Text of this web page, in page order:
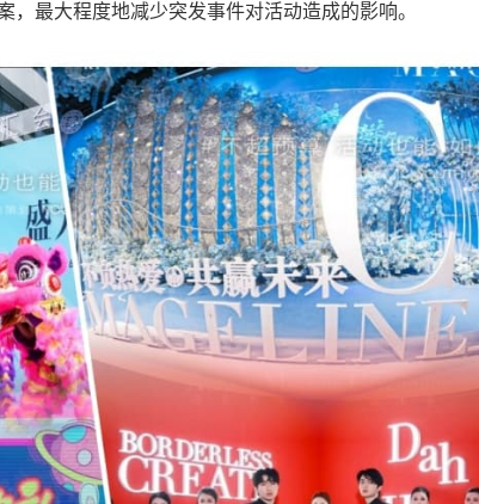
最大程度地减少突发事件对活动造成的影响。